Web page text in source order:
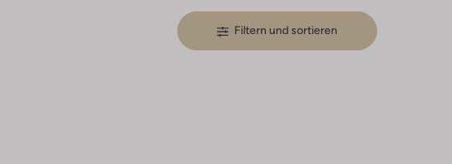
Filtern und sortieren